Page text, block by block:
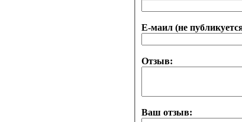
Е-маил (не
Отзыв:
Ваш отзыв: